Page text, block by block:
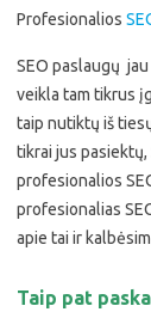
Profesionalios
SEO paslaugų
veikla tam tikrus
taip nutiktų iš
tikrai jus
profesionalios
profesionalias
apie tai ir
Taip pat